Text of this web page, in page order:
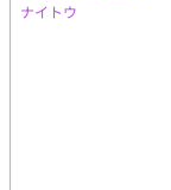
ナイトウ